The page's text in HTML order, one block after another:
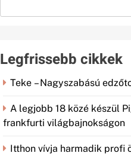
Legfrissebb cikkek
Teke – Nagyszabású
A legjobb 18 közé készül
frankfurti világbajnokságon
Itthon vívja harmadik profi